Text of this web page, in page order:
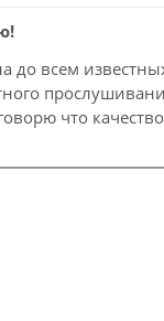
до всем
что